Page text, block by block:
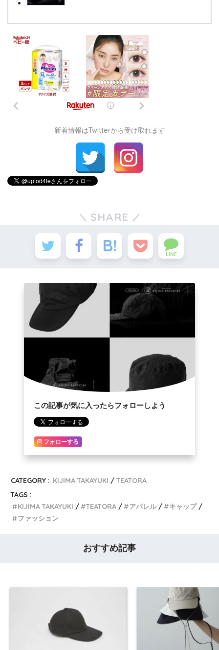
新着情報はTwitterから受け取れます
SHARE
LINE
この記事が気に入ったらフォローしよう
フォローする
CATEGORY : KIJIMA TAKAYUKI
TEATORA
TAGS :
KIJIMA TAKAYUKI
TEATORA アパレル
キャップ
ファッション
おすすめ記事